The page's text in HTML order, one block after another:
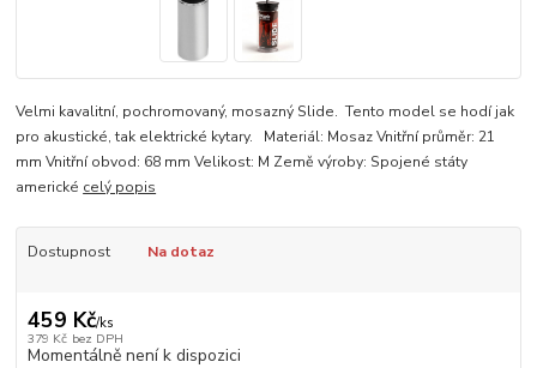
Velmi kavalitní, pochromovaný, mosazný Slide. Tento model se hodí jak
pro akustické, tak elektrické kytary. Materiál: Mosaz Vnitřní průměr: 21
mm Vnitřní obvod: 68 mm Velikost: M Země výroby: Spojené státy
americké celý popis
Dostupnost Na dotaz
459 Kč/ks
379 Kč bez DPH
Momentálně není k dispozici